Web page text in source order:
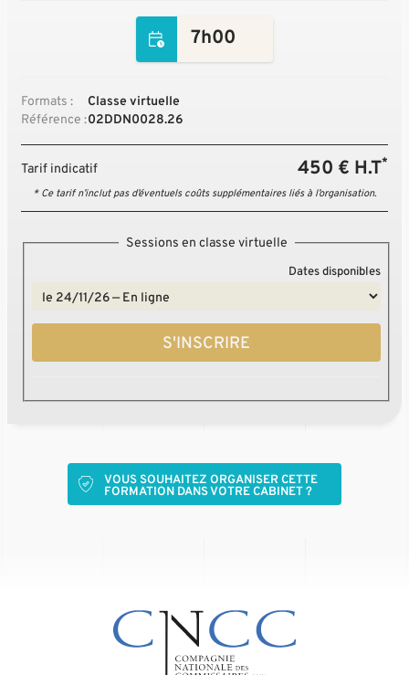
7h00
Formats :
Classe virtuelle
Référence :02DDN0028.26
Tarif indicatif 450 € H.T*
* Ce tarif n’inclut pas d’éventuels coûts supplémentaires liés à l’organisation.
Sessions en classe virtuelle
Dates disponibles
S'INSCRIRE
VOUS SOUHAITEZ ORGANISER CETTE
FORMATION DANS VOTRE CABINET ?